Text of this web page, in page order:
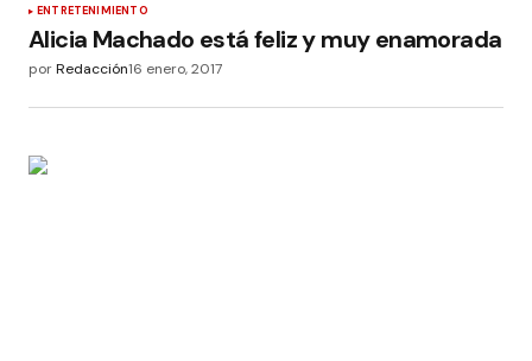
ENTRETENIMIENTO
Alicia Machado está feliz y muy enamorada
porRedacción16 enero, 2017